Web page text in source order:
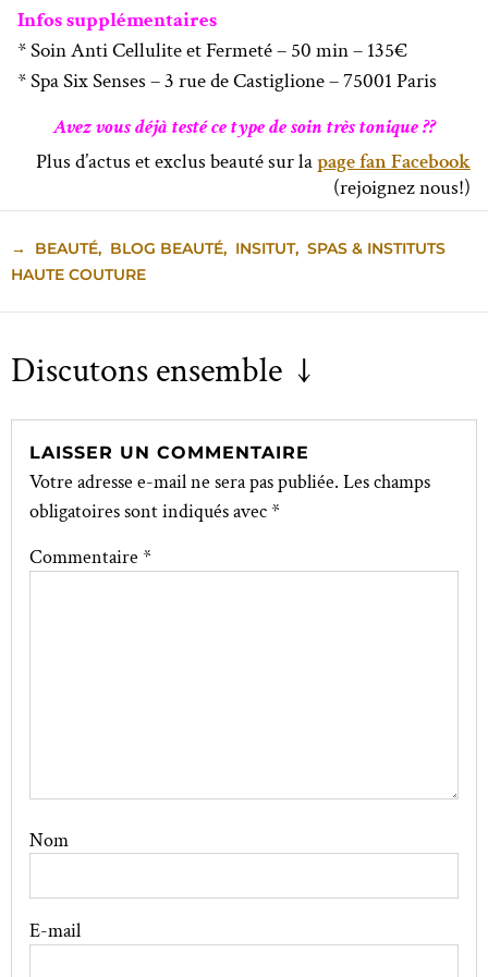
Infos supplémentaires
* Soin Anti Cellulite et Fermeté – 50 min – 135€
* Spa Six Senses – 3 rue de Castiglione – 75001 Paris
Avez vous déjà testé ce type de soin très tonique ??
Plus d’actus et exclus beauté sur lapage fan Facebook
(rejoignez nous!)
→ BEAUTÉ, BLOG BEAUTÉ, INSITUT, SPAS & INSTITUTS
HAUTE COUTURE
Discutons ensemble ↓
LAISSER UN COMMENTAIRE
Votre adresse e-mail ne sera pas publiée. Les champs
obligatoires sont indiqués avec*
Commentaire *
Nom
E-mail